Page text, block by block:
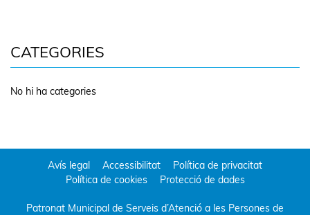
CATEGORIES
No hi ha categories
Avís legal Accessibilitat
Política de privacitat
Política de cookies
Protecció de dades
Patronat Municipal de Serveis d’Atenció a les Persones de